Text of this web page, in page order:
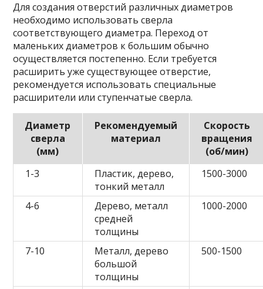
Для создания отверстий различных диаметров
необходимо использовать сверла
соответствующего диаметра. Переход от
маленьких диаметров к большим обычно
осуществляется постепенно. Если требуется
расширить уже существующее отверстие,
рекомендуется использовать специальные
расширители или ступенчатые сверла.
Диаметр
сверла
(мм)
Рекомендуемый
материал
Скорость
вращения
(об/мин)
1-3
Пластик, дерево,
тонкий металл
1500-3000
4-6
Дерево, металл
средней
толщины
1000-2000
7-10
Металл, дерево
большой
толщины
500-1500